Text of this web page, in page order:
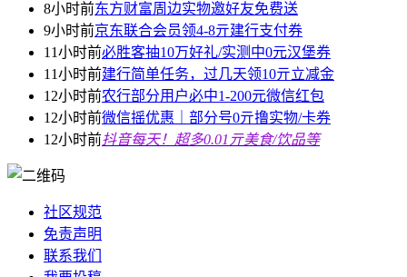
8小时前东方财富周边实物邀好友免费送
9小时前京东联合会员领4-8亓建行支付券
11小时前必胜客抽10万好礼/实测中0元汉堡券
11小时前建行简单任务，过几天领10亓立减金
12小时前农行部分用户必中1-200元微信红包
12小时前微信摇优惠｜部分号0亓撸实物/卡券
12小时前抖音每天！超多0.01亓美食/饮品等
社区规范
免责声明
联系我们